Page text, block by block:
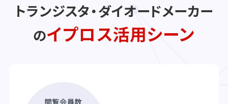
トランジスタ・ダイオードメーカー
のイプロス活用シーン